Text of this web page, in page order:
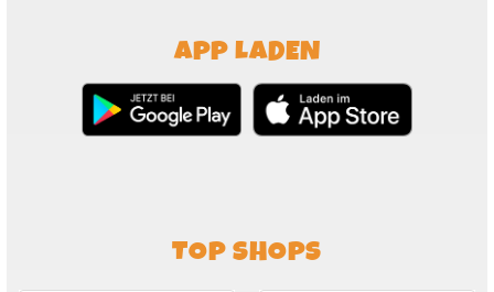
APP LADEN
TOP SHOPS